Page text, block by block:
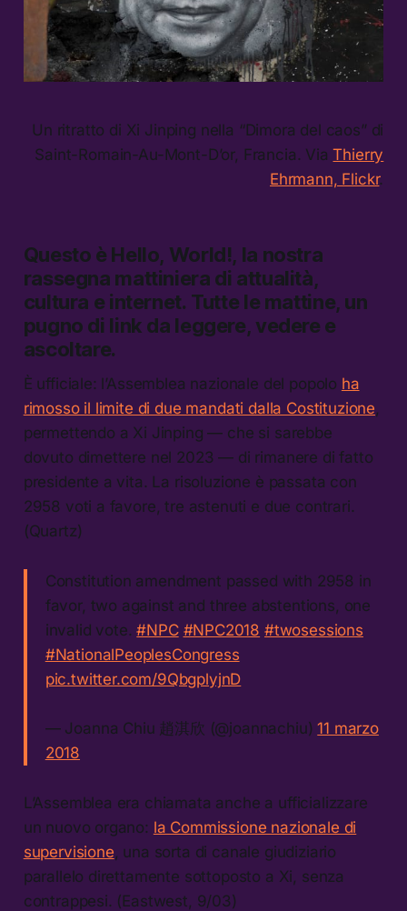
Un ritratto di Xi Jinping nella “Dimora del caos” di
Saint-Romain-Au-Mont-D’or, Francia. ViaThierry
Ehrmann, Flickr.
Questo è Hello, World!, la nostra
rassegna mattiniera di attualità,
cultura e internet. Tutte le mattine, un
pugno di link da leggere, vedere e
ascoltare.
È ufficiale: l’Assemblea nazionale del popolo ha
rimosso il limite di due mandati dalla Costituzione
permettendo a Xi Jinping — che si sarebbe
dovuto dimettere nel 2023 — di rimanere di fatto
presidente a vita. La risoluzione è passata con
2958 voti a favore, tre astenuti e due contrari.
(Quartz)
Constitution amendment passed with 2958 in
favor, two against and three abstentions, one
invalid vote.#NPC #NPC2018 #twosessions
#NationalPeoplesCongress
pic.twitter.com/9QbgplyjnD
— Joanna Chiu 趙淇欣 (@joannachiu)11 marzo
2018
L’Assemblea era chiamata anche a ufficializzare
un nuovo organo: la Commissione nazionale di
supervisione , una sorta di canale giudiziario
parallelo direttamente sottoposto a Xi, senza
contrappesi. (Eastwest, 9/03)